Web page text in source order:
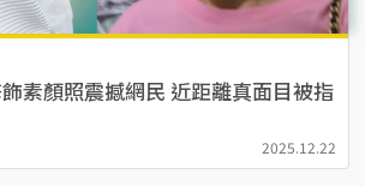
素顏照震撼網民 近距離真面目被指
2025.12.22